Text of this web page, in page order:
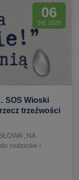
06
SIE 2026
SOS Wioski
trzeźwości
„NA
rodziców i